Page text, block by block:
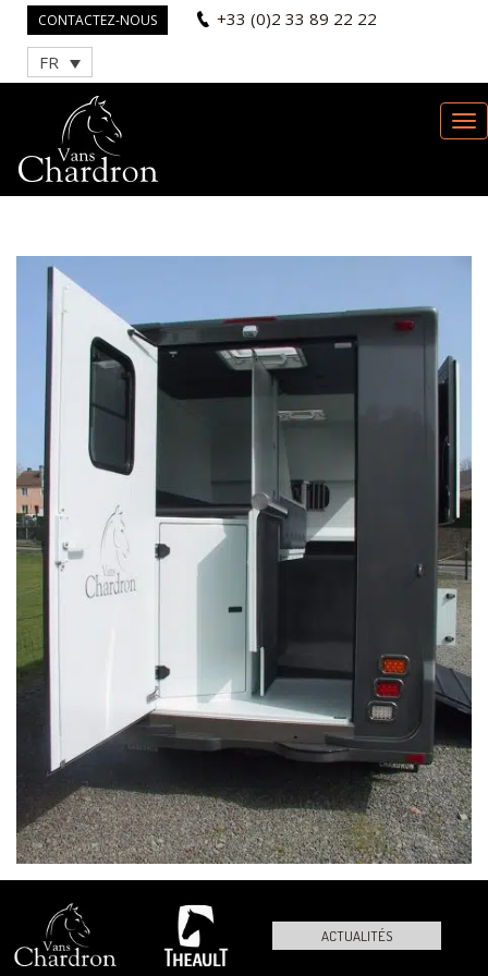
CONTACTEZ-NOUS +33 (0)2 33 89 22 22
FR
ACTUALITÉS